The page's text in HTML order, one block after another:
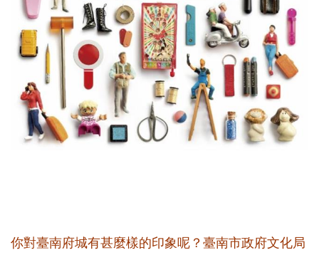
你對臺南府城有甚麼樣的印象呢？臺南市政府文化局